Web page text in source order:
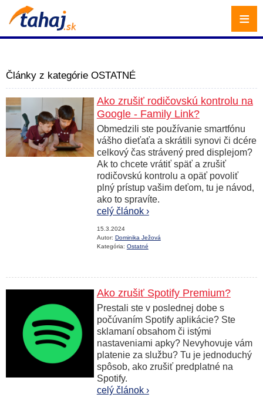
Články z kategórie OSTATNÉ
Ako zrušiť rodičovskú kontrolu na
Google - Family Link?
Obmedzili ste používanie smartfónu
vášho dieťaťa a skrátili synovi či dcére
celkový čas strávený pred displejom?
Ak to chcete vrátiť späť a zrušiť
rodičovskú kontrolu a opäť povoliť
plný prístup vašim deťom, tu je návod,
ako to spravíte.
celý článok ›
15.3.2024
Autor: Dominika Ježová
Kategória: Ostatné
Ako zrušiť Spotify Premium?
Prestali ste v poslednej dobe s
počúvaním Spotify aplikácie? Ste
sklamaní obsahom či istými
nastaveniami apky? Nevyhovuje vám
platenie za službu? Tu je jednoduchý
spôsob, ako zrušiť predplatné na
Spotify.
celý článok ›
≡